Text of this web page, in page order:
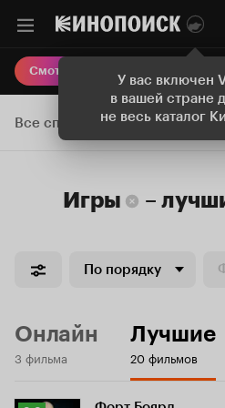
У вас включен
в вашей стране
не весь каталог
Смотреть кино
Все списки
Игры –
По порядку
Онлайн
3 фильма
Лучшие
20 фильмов